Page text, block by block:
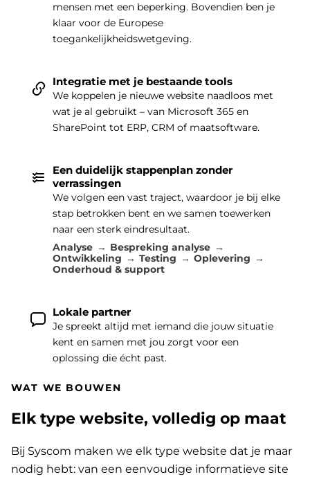
mensen met een beperking. Bovendien ben je
klaar voor de Europese
toegankelijkheidswetgeving.
Integratie met je bestaande tools
We koppelen je nieuwe website naadloos met
wat je al gebruikt – van Microsoft 365 en
SharePoint tot ERP, CRM of maatsoftware.
Een duidelijk stappenplan zonder
verrassingen
We volgen een vast traject, waardoor je bij elke
stap betrokken bent en we samen toewerken
naar een sterk eindresultaat.
Analyse
Bespreking analyse
Ontwikkeling
Testing
Oplevering
Onderhoud & support
Lokale partner
Je spreekt altijd met iemand die jouw situatie
kent en samen met jou zorgt voor een
oplossing die écht past.
WAT WE BOUWEN
Elk type website, volledig op maat
Bij Syscom maken we elk type website dat je maar
nodig hebt: van een eenvoudige informatieve site